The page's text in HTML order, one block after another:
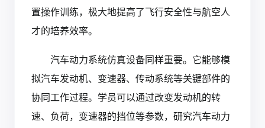
置操作训练，极大地提高了飞行安全性与航空人
才的培养效率。
汽车动力系统仿真设备同样重要。它能够模
拟汽车发动机、变速器、传动系统等关键部件的
协同工作过程。学员可以通过改变发动机的转
速、负荷，变速器的挡位等参数，研究汽车动力